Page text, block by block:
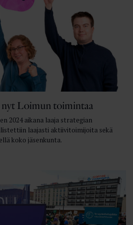
nyt Loimun toimintaa
2024 aikana laaja strategian
laajasti aktiivitoimijoita sekä
koko jäsenkunta.